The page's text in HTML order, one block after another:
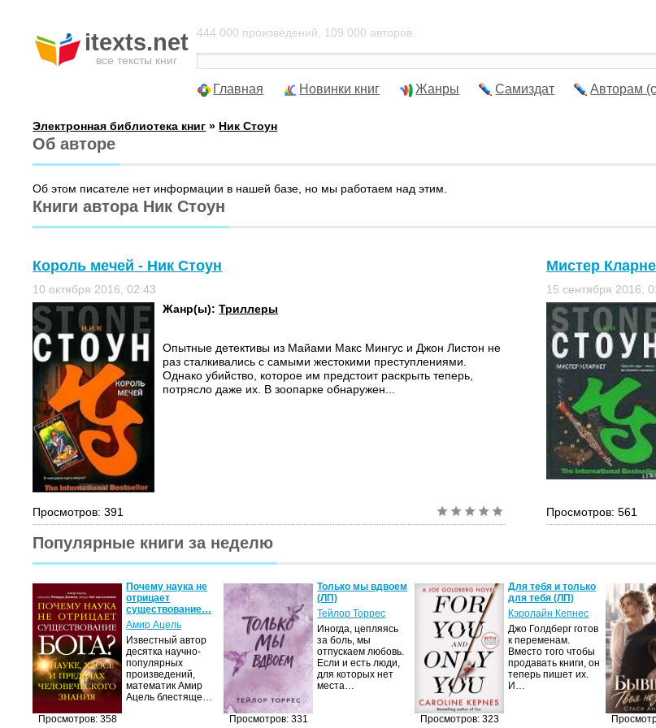
itexts.net
все тексты книг
444 000 произведений, 109 000 авторов.
Главная Новинки книг Жанры Самиздат Авторам
Электронная библиотека книг » Ник Стоун
Об авторе
Об этом писателе нет информации в нашей базе, но мы работаем над этим.
Книги автора Ник Стоун
Король мечей - Ник Стоун
10 октября 2016, 02:43
Жанр(ы):Триллеры
Опытные детективы из Майами Макс Мингус и Джон Листон не
раз сталкивались с самыми жестокими преступлениями.
Однако убийство, которое им предстоит раскрыть теперь,
потрясло даже их. В зоопарке обнаружен...
Просмотров: 391
Мистер
15 сентября 2016,
Просмотров: 561
Популярные книги за неделю
Просмотров: 358
Почему наука не
отрицает
существование…
Амир Ацель
Известный автор
десятка научно-
популярных
произведений,
математик Амир
Ацель блестяще…
Просмотров: 331
Только мы вдвоем
(ЛП)
Тейлор Торрес
Иногда, цепляясь
за боль, мы
отпускаем любовь.
Если и есть люди,
для которых нет
места…
Просмотров: 323
Для тебя и только
для тебя (ЛП)
Кэролайн Кепнес
Джо Голдберг готов
к переменам.
Вместо того чтобы
продавать книги, он
теперь пишет их.
И…